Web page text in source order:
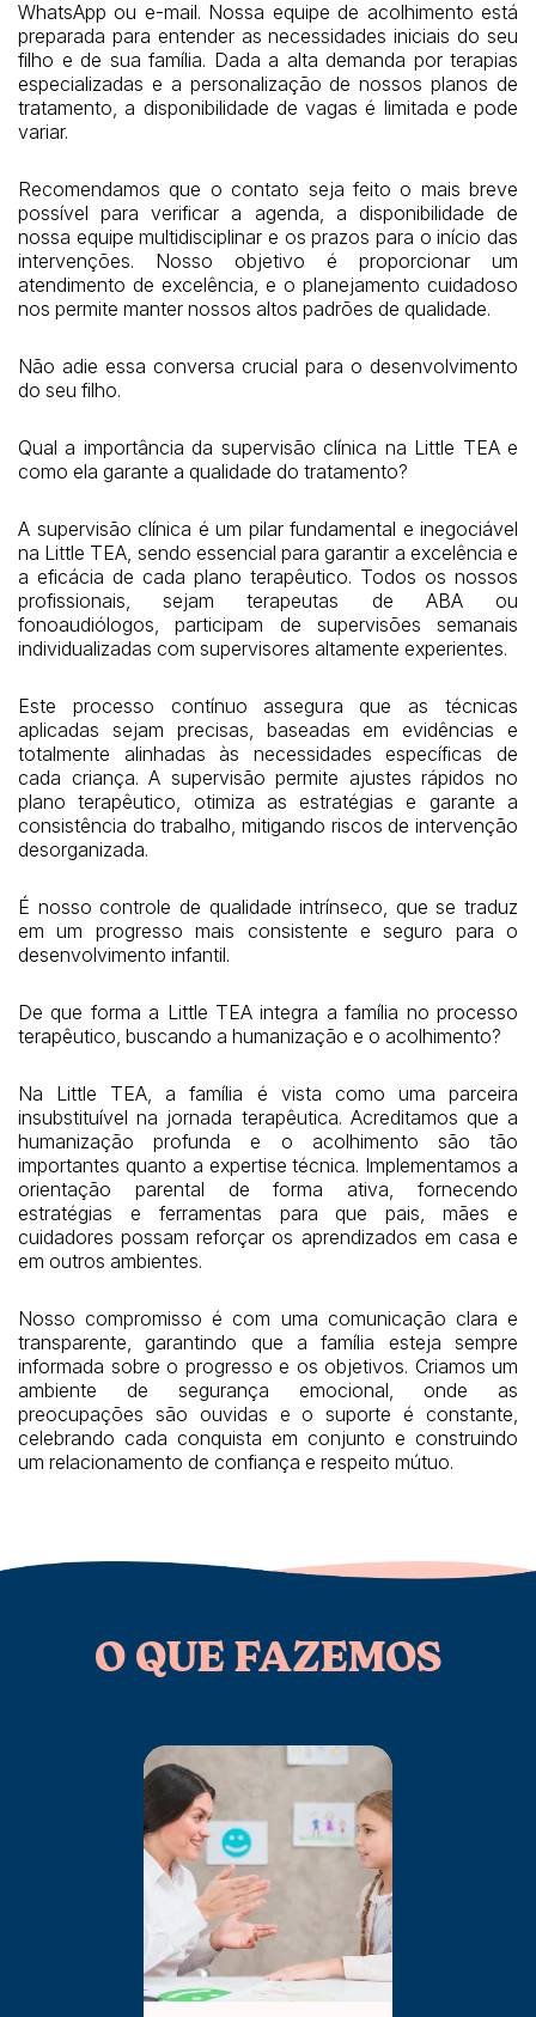
WhatsApp ou e-mail. Nossa equipe de acolhimento está
preparada para entender as necessidades iniciais do seu
filho e de sua família. Dada a alta demanda por terapias
especializadas e a personalização de nossos planos de
tratamento, a disponibilidade de vagas é limitada e pode
variar.
Recomendamos que o contato seja feito o mais breve
possível para verificar a agenda, a disponibilidade de
nossa equipe multidisciplinar e os prazos para o início das
intervenções. Nosso objetivo é proporcionar um
atendimento de excelência, e o planejamento cuidadoso
nos permite manter nossos altos padrões de qualidade.
Não adie essa conversa crucial para o desenvolvimento
do seu filho.
Qual a importância da supervisão clínica na Little TEA e
como ela garante a qualidade do tratamento?
A supervisão clínica é um pilar fundamental e inegociável
na Little TEA, sendo essencial para garantir a excelência e
a eficácia de cada plano terapêutico. Todos os nossos
profissionais, sejam terapeutas de ABA ou
fonoaudiólogos, participam de supervisões semanais
individualizadas com supervisores altamente experientes.
Este processo contínuo assegura que as técnicas
aplicadas sejam precisas, baseadas em evidências e
totalmente alinhadas às necessidades específicas de
cada criança. A supervisão permite ajustes rápidos no
plano terapêutico, otimiza as estratégias e garante a
consistência do trabalho, mitigando riscos de intervenção
desorganizada.
É nosso controle de qualidade intrínseco, que se traduz
em um progresso mais consistente e seguro para o
desenvolvimento infantil.
De que forma a Little TEA integra a família no processo
terapêutico, buscando a humanização e o acolhimento?
Na Little TEA, a família é vista como uma parceira
insubstituível na jornada terapêutica. Acreditamos que a
humanização profunda e o acolhimento são tão
importantes quanto a expertise técnica. Implementamos a
orientação parental de forma ativa, fornecendo
estratégias e ferramentas para que pais, mães e
cuidadores possam reforçar os aprendizados em casa e
em outros ambientes.
Nosso compromisso é com uma comunicação clara e
transparente, garantindo que a família esteja sempre
informada sobre o progresso e os objetivos. Criamos um
ambiente de segurança emocional, onde as
preocupações são ouvidas e o suporte é constante,
celebrando cada conquista em conjunto e construindo
um relacionamento de confiança e respeito mútuo.
O QUE FAZEMOS